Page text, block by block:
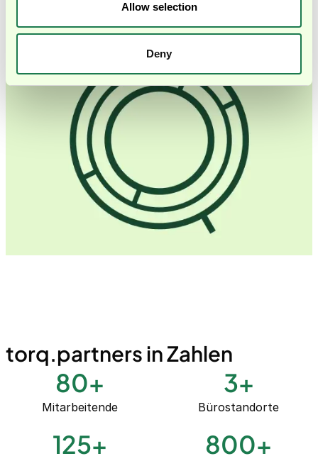
Allow selection
Deny
torq.partners in Zahlen
80+
Mitarbeitende
3+
Bürostandorte
125+ 800+